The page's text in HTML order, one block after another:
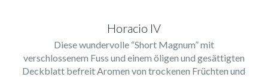
Horacio IV
Diese wundervolle “Short Magnum” mit
verschlossenem Fuss und einem öligen und gesättigten
Deckblatt befreit Aromen von trockenen Früchten und